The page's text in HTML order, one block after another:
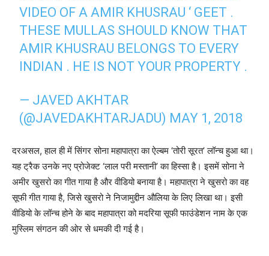
VIDEO OF A AMIR KHUSRAU ‘ GEET .
THESE MULLAS SHOULD KNOW THAT
AMIR KHUSRAU BELONGS TO EVERY
INDIAN . HE IS NOT YOUR PROPERTY .
— JAVED AKHTAR
(@JAVEDAKHTARJADU) MAY 1, 2018
दरअसल, हाल ही में सिंगर सोना महापात्रा का ऐल्बम ‘तोरी सूरत’ लॉन्च हुआ था।
यह ट्रैक उनके नए प्रोजेक्ट ‘लाल परी मस्तानी’ का हिस्सा है। इसमें सोना ने
अमीर खुसरो का गीत गाया है और वीडियो बनाया है। महापात्रा ने खुसरो का वह
सूफी गीत गाया है, जिसे खुसरो ने निजामुद्दीन औलिया के लिए लिखा था। इसी
वीडियो के लॉन्च होने के बाद महापात्रा को मदरिया सूफी फाउंडेशन नाम के एक
मुस्लिम संगठन की ओर से धमकी दी गई है।